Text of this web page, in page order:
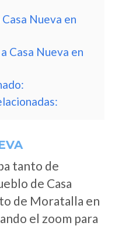
Nueva en
Casa Nueva en
tanto de
de Casa
de Moratalla en
el zoom para